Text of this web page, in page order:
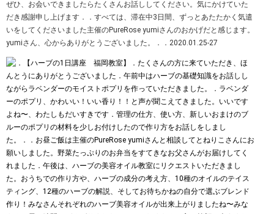
ぜひ、お会いできましたらたくさんお話ししてください。気にかけていた
だき感謝申し上げます︎．．すべては、滞在中3日間、ずっとあたたかく気遣
いをしてくださいました主催のPureRose yumiさんのおかげだと感じます。
yumiさん、心からありがとうございました。．．2020.01.25-27